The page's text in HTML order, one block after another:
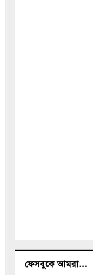
ফেসবুকে আমরা…